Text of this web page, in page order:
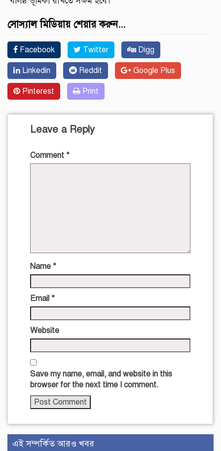
সোস্যাল মিডিয়ায় শেয়ার করুন...
Facebook Twitter Digg
Linkedin Reddit Google Plus
Pinterest Print
Leave a Reply
Comment *
Name *
Email *
Website
Save my name, email, and website in this
browser for the next time I comment.
এই সম্পর্কিত আরও খবর